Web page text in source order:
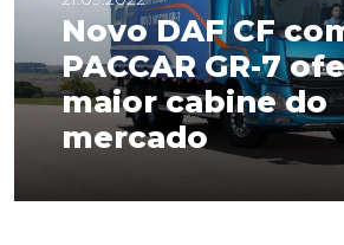
Novo DAF CF
PACCAR GR-7
maior cabine do
mercado